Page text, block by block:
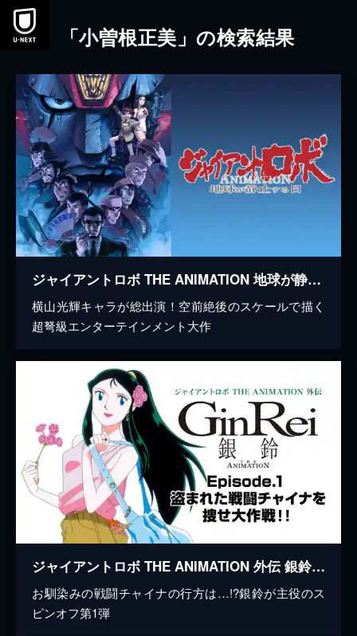
本文へスキップ
「小曽根正美」の検索結果
ジャイアントロボ THE ANIMATION 地球が静止する日
横山光輝キャラが総出演！空前絶後のスケールで描く
超弩級エンターテインメント大作
ジャイアントロボ THE ANIMATION 外伝 銀鈴 GinRei 素足のGinRei Episode.1 盗まれた戦闘チャイナを捜せ大作戦！！
お馴染みの戦闘チャイナの行方は…!?銀鈴が主役のス
ピンオフ第1弾